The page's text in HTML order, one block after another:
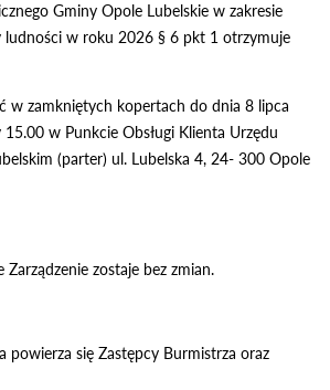
Gminy Opole Lubelskie w zakresie
w roku 2026 § 6 pkt 1 otrzymuje
w zamkniętych kopertach do dnia 8 lipca
w Punkcie Obsługi Klienta Urzędu
(parter) ul. Lubelska 4, 24- 300 Opole
Zarządzenie zostaje bez zmian.
powierza się Zastępcy Burmistrza oraz